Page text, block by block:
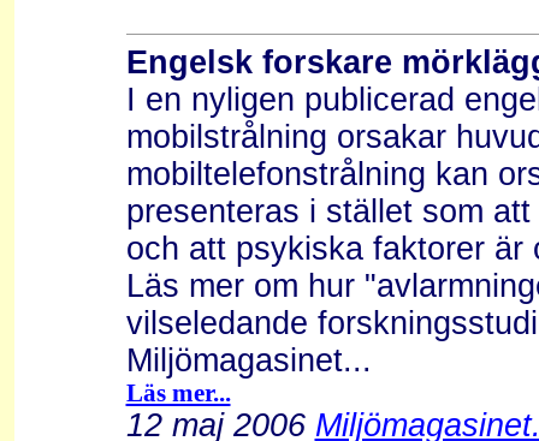
Engelsk forskare
I en nyligen publicerad
mobilstrålning orsakar
mobiltelefonstrålning kan
presenteras i stället som
och att psykiska faktorer är
Läs mer om hur
vilseledande
Miljömagasinet...
Läs mer...
12 maj 2006